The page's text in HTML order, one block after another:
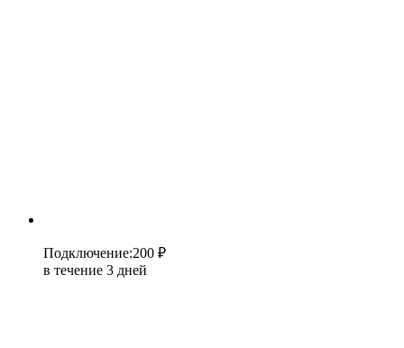
Подключение:200 ₽
в течение 3 дней